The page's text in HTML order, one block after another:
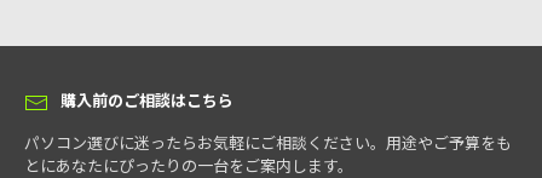
購入前のご相談はこちら
パソコン選びに迷ったらお気軽にご相談ください。用途やご予算をも
とにあなたにぴったりの一台をご案内します。